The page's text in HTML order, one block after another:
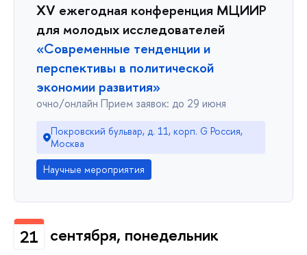
XV ежегодная конференция МЦИИР
для молодых исследователей
«Современные тенденции и
перспективы в политической
экономии развития»
очно/онлайн Прием заявок: до 29 июня
Покровский бульвар, д. 11, корп. G Россия,
Москва
Научные мероприятия
21 сентября, понедельник